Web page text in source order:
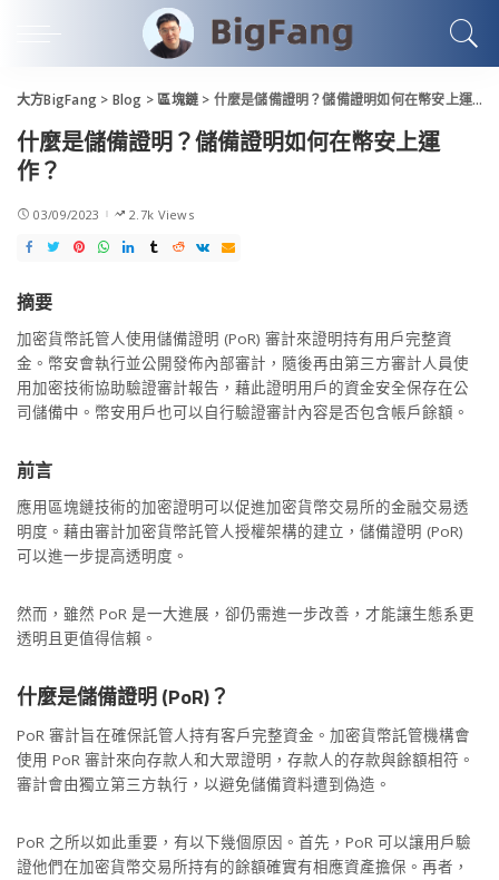
大方BigFang > Blog >區塊鏈 > 什麼是儲備證明？儲備證明如何在幣安上運作？
什麼是儲備證明？儲備證明如何在幣安上運
作？
03/09/2023 2.7k Views
摘要
加密貨幣託管人使用儲備證明 (PoR) 審計來證明持有用戶完整資
金。幣安會執行並公開發佈內部審計，隨後再由第三方審計人員使
用加密技術協助驗證審計報告，藉此證明用戶的資金安全保存在公
司儲備中。幣安用戶也可以自行驗證審計內容是否包含帳戶餘額。
前言
應用區塊鏈技術的加密證明可以促進加密貨幣交易所的金融交易透
明度。藉由審計加密貨幣託管人授權架構的建立，儲備證明 (PoR)
可以進一步提高透明度。
然而，雖然 PoR 是一大進展，卻仍需進一步改善，才能讓生態系更
透明且更值得信賴。
什麼是儲備證明(PoR)？
PoR 審計旨在確保託管人持有客戶完整資金。加密貨幣託管機構會
使用 PoR 審計來向存款人和大眾證明，存款人的存款與餘額相符。
審計會由獨立第三方執行，以避免儲備資料遭到偽造。
PoR 之所以如此重要，有以下幾個原因。首先，PoR 可以讓用戶驗
證他們在加密貨幣交易所持有的餘額確實有相應資產擔保。再者，